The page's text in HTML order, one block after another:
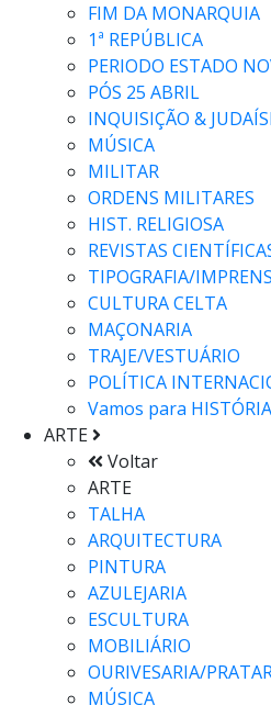
FIM DA MONARQUIA
1ª REPÚBLICA
PERIODO ESTADO
PÓS 25 ABRIL
INQUISIÇÃO &
MÚSICA
MILITAR
ORDENS MILITARES
HIST. RELIGIOSA
REVISTAS
TIPOGRAFIA/
CULTURA CELTA
MAÇONARIA
TRAJE/VESTUÁRIO
POLÍTICA
Vamos para HISTÓRIA
ARTE
Voltar
ARTE
TALHA
ARQUITECTURA
PINTURA
AZULEJARIA
ESCULTURA
MOBILIÁRIO
OURIVESARIA/
MÚSICA